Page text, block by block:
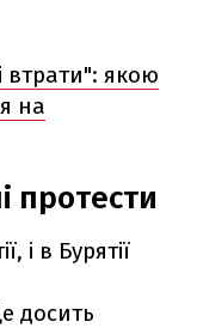
втрати": якою
на
протести
і в Бурятії
досить